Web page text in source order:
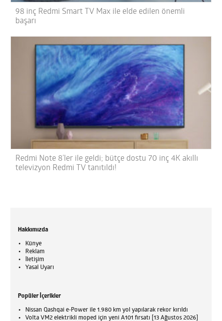
98 inç Redmi Smart TV Max ile elde edilen önemli
başarı
Redmi Note 8’ler ile geldi; bütçe dostu 70 inç 4K akıllı
televizyon Redmi TV tanıtıldı!
Hakkımızda
Künye
Reklam
İletişim
Yasal Uyarı
Popüler İçerikler
Nissan Qashqai e-Power ile 1.980 km yol yapılarak rekor kırıldı
Volta VM2 elektrikli moped için yeni A101 fırsatı [13 Ağustos 2026]